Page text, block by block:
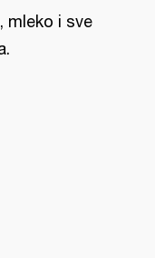
mleko i sve